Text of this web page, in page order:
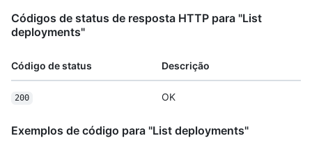
Códigos de status de resposta HTTP para "List
deployments"
Código de status Descrição
200 OK
Exemplos de código para "List deployments"